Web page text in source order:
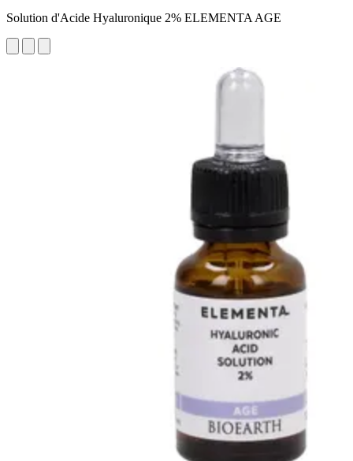
Solution d'Acide Hyaluronique 2% ELEMENTA AGE